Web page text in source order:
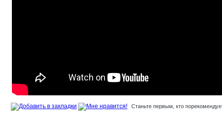
Станьте первым, кто